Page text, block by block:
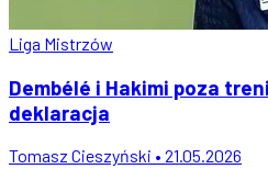
Liga Mistrzów
Dembélé i Hakimi poza
deklaracja
Tomasz Cieszyński • 21.05.2026